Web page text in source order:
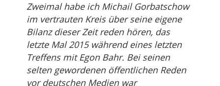
Zweimal habe ich Michail Gorbatschow
im vertrauten Kreis über seine eigene
Bilanz dieser Zeit reden hören, das
letzte Mal 2015 während eines letzten
Treffens mit Egon Bahr. Bei seinen
selten gewordenen öffentlichen Reden
vor deutschen Medien war